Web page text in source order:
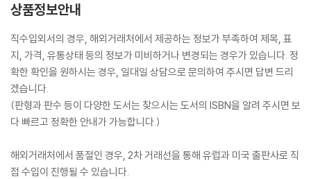
상품정보안내
직수입외서의 경우, 해외거래처에서 제공하는 정보가 부족하여 제목, 표
지, 가격, 유통상태 등의 정보가 미비하거나 변경되는 경우가 있습니다. 정
확한 확인을 원하시는 경우, 일대일 상담으로 문의하여 주시면 답변 드리
겠습니다.
(판형과 판수 등이 다양한 도서는 찾으시는 도서의 ISBN을 알려 주시면 보
다 빠르고 정확한 안내가 가능합니다.)
해외거래처에서 품절인 경우, 2차 거래선을 통해 유럽과 미국 출판사로 직
접 수입이 진행될 수 있습니다.